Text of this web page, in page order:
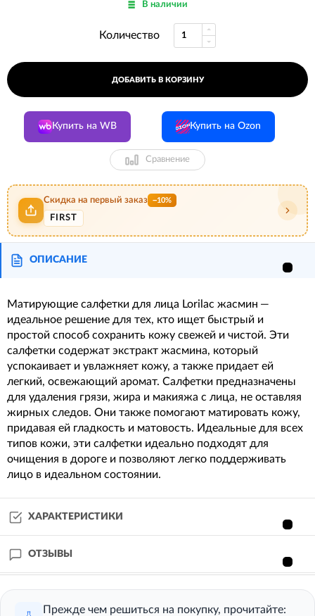
В наличии
Количество
ДОБАВИТЬ В КОРЗИНУ
Купить на WB Купить на Ozon
Сравнение
Скидка на первый заказ −10%
FIRST
ОПИСАНИЕ
Матирующие салфетки для лица Lorilac жасмин —
идеальное решение для тех, кто ищет быстрый и
простой способ сохранить кожу свежей и чистой. Эти
салфетки содержат экстракт жасмина, который
успокаивает и увлажняет кожу, а также придает ей
легкий, освежающий аромат. Салфетки предназначены
для удаления грязи, жира и макияжа с лица, не оставляя
жирных следов. Они также помогают матировать кожу,
придавая ей гладкость и матовость. Идеальные для всех
типов кожи, эти салфетки идеально подходят для
очищения в дороге и позволяют легко поддерживать
лицо в идеальном состоянии.
ХАРАКТЕРИСТИКИ
ОТЗЫВЫ
Прежде чем решиться на покупку, прочитайте: